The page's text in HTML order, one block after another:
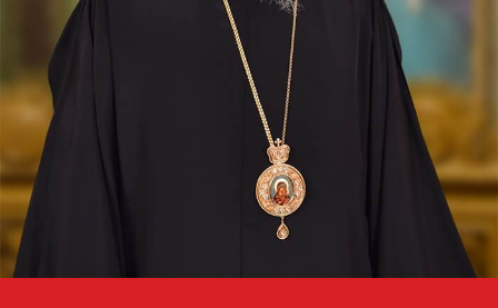
Fraților, v-am scris vouă aceasta, ca nu cumva, la venirea
mea, să am întristare de la aceia care trebuie să mă
bucure, fiind încredințat despre voi toți că bucuria mea
este și...
Ap. II Corinteni 2, 3-15
Evanghelia zilei
Zis-a Domnul către iudeii care veniseră la Dânsul: Vai